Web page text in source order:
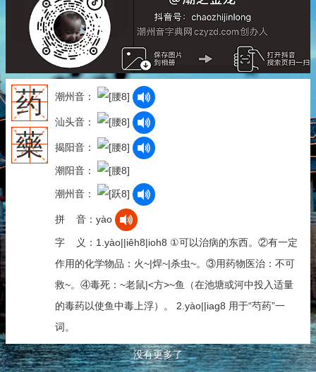
药
藥
潮州音：
汕头音：
揭阳音：
潮阳音：
潮州音：
拼 音：yào
字 义：1.yào||iêh8|ioh8 ①可以治病的东西。②有一定
作用的化学物品：火~|焊~|杀虫~。③用药物医治：不可
救~。④毒死：~老鼠|<方>~鱼（在池塘或河中投入适量
的毒药以使鱼中毒上浮）。 2.yào||iag8 用于“芍药”一
词。
没有更多了